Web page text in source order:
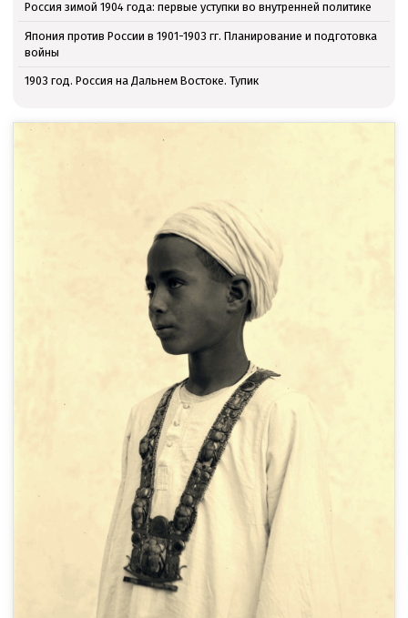
Россия зимой 1904 года: первые уступки во внутренней политике
Япония против России в 1901-1903 гг. Планирование и подготовка
войны
1903 год. Россия на Дальнем Востоке. Тупик